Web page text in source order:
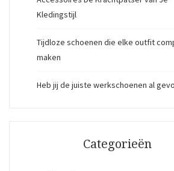
Kledingstijl
Tijdloze schoenen die elke outfit
maken
Heb jij de juiste werkschoenen al
Categorieën